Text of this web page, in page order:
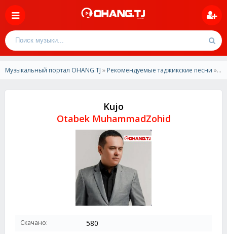
Музыкальный портал OHANG.TJ » Рекомендуемые таджикские песни » Otabek MuhammadZohid - Kujo 2023
Kujo
Otabek MuhammadZohid
Скачано: 580